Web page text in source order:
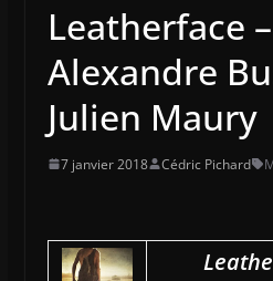
Leatherface –
Alexandre
Julien Maury
7 janvier 2018 Cédric Pichard